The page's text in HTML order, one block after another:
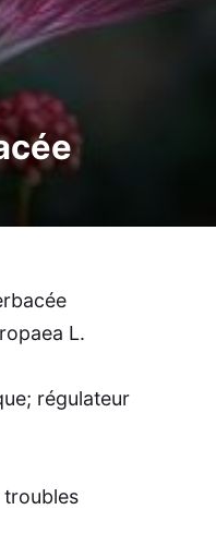
L.
régulateur
troubles